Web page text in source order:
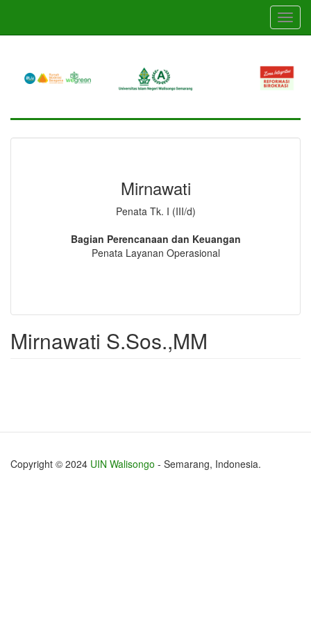
main
Mirnawati
Penata Tk. I (III/d)
Bagian Perencanaan dan Keuangan
Penata Layanan Operasional
Mirnawati S.Sos.,MM
Copyright © 2024 UIN Walisongo - Semarang, Indonesia.